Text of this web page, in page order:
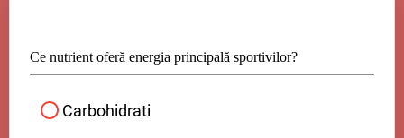
Ce nutrient oferă energia principală sportivilor?
Carbohidrati